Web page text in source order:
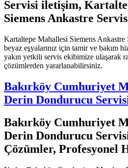
Servisi iletişim,
Siemens Ankastre
Kartaltepe Mahallesi Siemens Ankastre
beyaz eşyalarınız için tamir ve bakım
yakın yetkili servis ekibimize ulaşarak
çözümlerden yararlanabilirsiniz.
Bakırköy Cumhuriyet
Derin Dondurucu
Bakırköy Cumhuriyet
Derin Dondurucu
Çözümler, Profesyonel